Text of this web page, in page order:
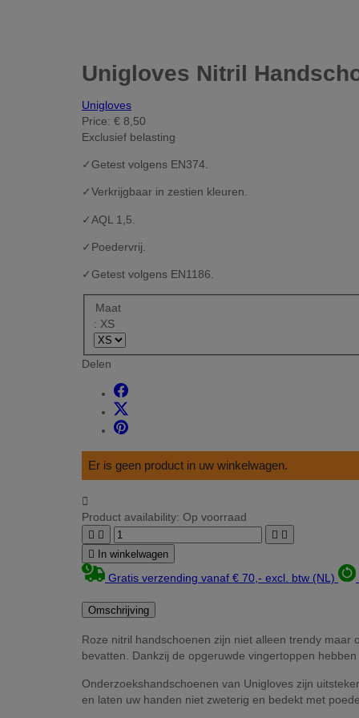
Unigloves Nitril
Unigloves
Price: € 8,50
Exclusief belasting
✓ Getest volgens EN374.
✓Verkrijgbaar in zestien kleuren.
✓AQL 1,5.
✓ Poedervrij.
✓ Getest volgens EN1186.
Maat
: XS
Delen
Er is geen product in uw winkelwagen.

Product availability: Op voorraad
   

In winkelwagen
Gratis verzending vanaf € 70,- excl. btw (NL)
Omschrijving
Roze nitril handschoenen zijn niet alleen trendy
bevatten. Dankzij de opgeruwde vingertoppen
Onderzoekshandschoenen van Unigloves zijn
en laten uw handen niet zweterig en bedekt met